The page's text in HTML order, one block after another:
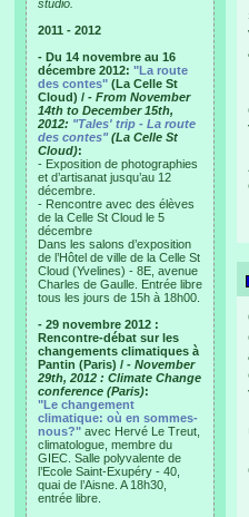
studio.
2011 - 2012
- Du 14 novembre au 16
décembre 2012: "La route
des contes" (La Celle St
Cloud) / - From November
14th to December 15th,
2012: "Tales' trip - La route
des contes"(La Celle St
Cloud):
- Exposition de photographies
et d’artisanat jusqu’au 12
décembre.
- Rencontre avec des élèves
de la Celle St Cloud le 5
décembre
Dans les salons d’exposition
de l’Hôtel de ville de la Celle St
Cloud (Yvelines) - 8E, avenue
Charles de Gaulle. Entrée libre
tous les jours de 15h à 18h00.
- 29 novembre 2012 :
Rencontre-débat sur les
changements climatiques à
Pantin (Paris) / - November
29th, 2012 : Climate Change
conference (Paris):
"Le changement
climatique: où en sommes-
nous?" avec Hervé Le Treut,
climatologue, membre du
GIEC. Salle polyvalente de
l’Ecole Saint-Exupéry - 40,
quai de l’Aisne. A 18h30,
entrée libre.